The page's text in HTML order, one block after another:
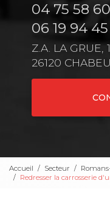
04 75 58
06 19 94 45
Z.A. LA GRUE,
26120
Accueil Secteur
Redresser la carrosserie